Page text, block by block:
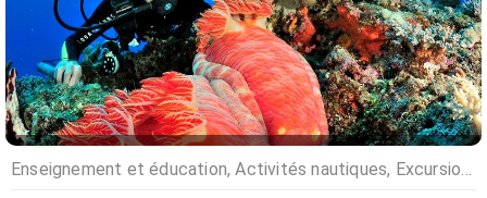
Enseignement et éducation, Activités nautiques, Excursions, Plongée sous marine, Croisières, Vente matériel nautique, Centres de formations